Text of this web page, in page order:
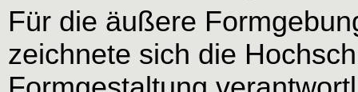
Für die äußere
zeichnete sich die